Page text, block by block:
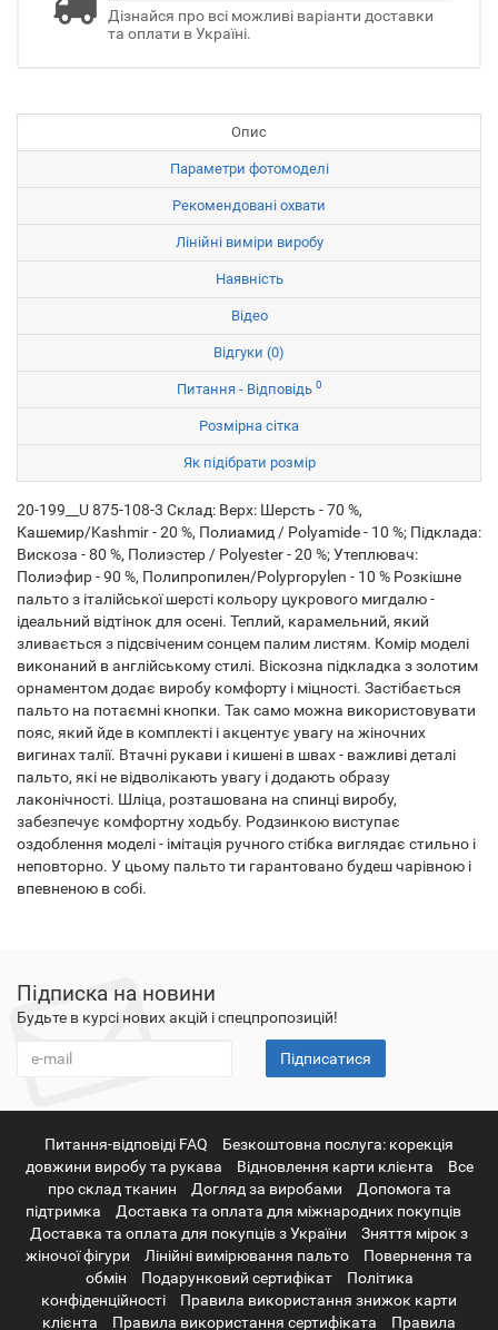
Дізнайся про всі можливі варіанти доставки
та оплати в Україні.
Опис
Параметри фотомоделі
Рекомендовані охвати
Лінійні виміри виробу
Наявність
Відео
Відгуки (0)
Питання - Відповідь 0
Розмірна сітка
Як підібрати розмір
20-199__U 875-108-3 Склад: Верх: Шерсть - 70 %,
Кашемир/Kashmir - 20 %, Полиамид / Polyamide - 10 %; Підклада:
Вискоза - 80 %, Полиэстер / Polyester - 20 %; Утеплювач:
Полиэфир - 90 %, Полипропилен/Polypropylen - 10 % Розкішне
пальто з італійської шерсті кольору цукрового мигдалю -
ідеальний відтінок для осені. Теплий, карамельний, який
зливається з підсвіченим сонцем палим листям. Комір моделі
виконаний в англійському стилі. Віскозна підкладка з золотим
орнаментом додає виробу комфорту і міцності. Застібається
пальто на потаємні кнопки. Так само можна використовувати
пояс, який йде в комплекті і акцентує увагу на жіночних
вигинах талії. Втачні рукави і кишені в швах - важливі деталі
пальто, які не відволікають увагу і додають образу
лаконічності. Шліца, розташована на спинці виробу,
забезпечує комфортну ходьбу. Родзинкою виступає
оздоблення моделі - імітація ручного стібка виглядає стильно і
неповторно. У цьому пальто ти гарантовано будеш чарівною і
впевненою в собі.
Підписка на новини
Будьте в курсі нових акцій і спецпропозицій!
Підписатися
Питання-відповіді FAQ
Безкоштовна послуга: корекція
довжини виробу та рукава
Відновлення карти клієнта
Все
про склад тканин
Догляд за виробами
Допомога та
підтримка
Доставка та оплата для міжнародних покупців
Доставка та оплата для покупців з України
Зняття мірок з
жіночої фігури
Лінійні вимірювання пальто
Повернення та
обмін
Подарунковий сертифікат
Політика
конфіденційності
Правила використання знижок карти
клієнта
Правила використання сертифіката Правила